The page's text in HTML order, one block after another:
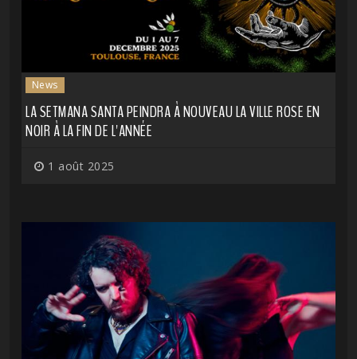
News
LA SETMANA SANTA PEINDRA À NOUVEAU LA VILLE ROSE EN
NOIR À LA FIN DE L'ANNÉE
1 août 2025